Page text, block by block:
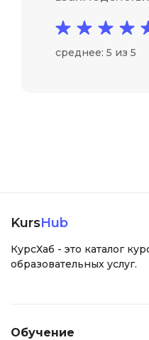
среднее: 5 из 5
KursHub
КурсХаб - это каталог
образовательных услуг.
Обучение